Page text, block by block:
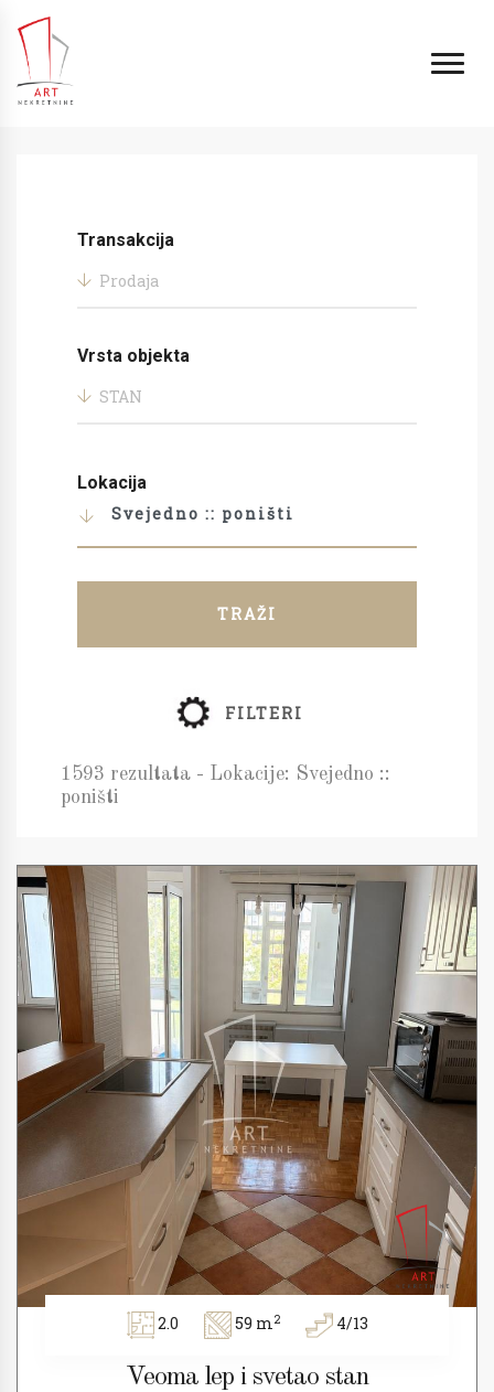
Transakcija
Prodaja
Vrsta objekta
STAN
Lokacija
Svejedno :: poništi
TRAŽI
FILTERI
1593 rezultata - Lokacije: Svejedno ::
poništi
2.0 59 m2 4/13
Veoma lep i svetao stan